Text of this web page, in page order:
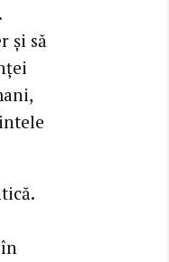
și să